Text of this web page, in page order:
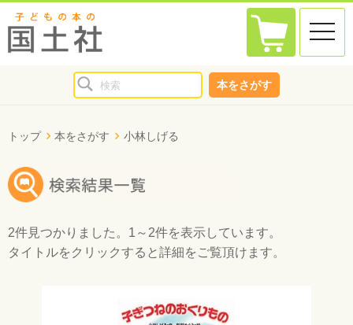
toggle
本をさがす
トップ 本をさがす 小林しげる
2件見つかりました。 1～2件を表示しています。
タイトルをクリックすると詳細をご覧頂けます。